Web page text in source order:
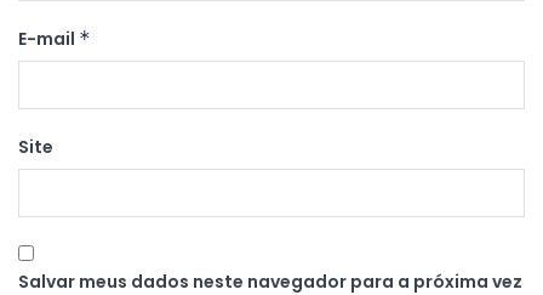
E-mail *
Site
Salvar meus dados neste navegador para a próxima vez